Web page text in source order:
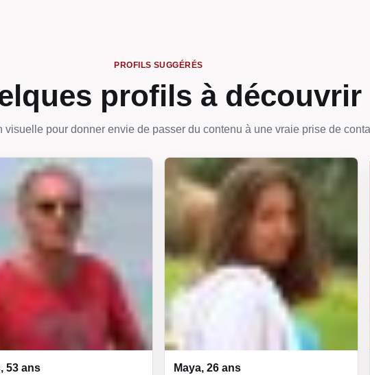
PROFILS SUGGÉRÉS
profils à découvrir
visuelle pour donner envie de passer du contenu à une vraie prise de
53 ans
Maya, 26 ans